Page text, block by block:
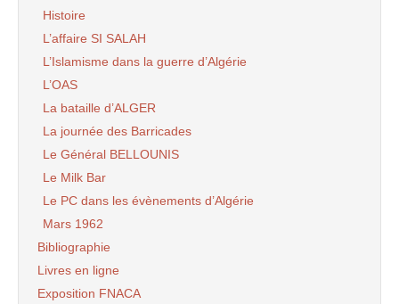
Histoire
L’affaire SI SALAH
L’Islamisme dans la guerre d’Algérie
L’OAS
La bataille d’ALGER
La journée des Barricades
Le Général BELLOUNIS
Le Milk Bar
Le PC dans les évènements d’Algérie
Mars 1962
Bibliographie
Livres en ligne
Exposition FNACA